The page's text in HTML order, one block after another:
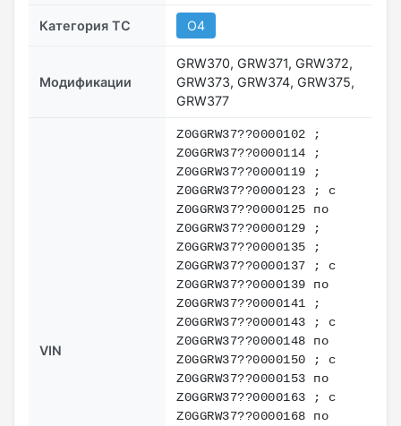
Категория ТС O4
Модификации
GRW370, GRW371, GRW372,
GRW373, GRW374, GRW375,
GRW377
VIN
Z0GGRW37??0000102 ;
Z0GGRW37??0000114 ;
Z0GGRW37??0000119 ;
Z0GGRW37??0000123 ; с
Z0GGRW37??0000125 по
Z0GGRW37??0000129 ;
Z0GGRW37??0000135 ;
Z0GGRW37??0000137 ; с
Z0GGRW37??0000139 по
Z0GGRW37??0000141 ;
Z0GGRW37??0000143 ; с
Z0GGRW37??0000148 по
Z0GGRW37??0000150 ; с
Z0GGRW37??0000153 по
Z0GGRW37??0000163 ; с
Z0GGRW37??0000168 по